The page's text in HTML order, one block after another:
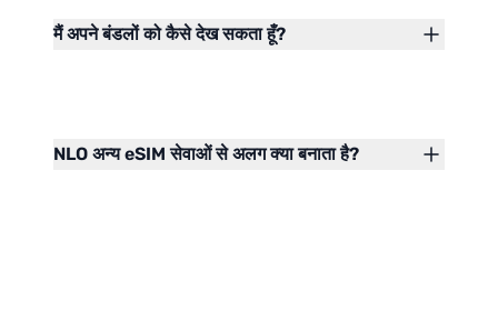
मैं अपने बंडलों को कैसे देख सकता हूँ?
NLO अन्य eSIM सेवाओं से अलग क्या बनाता है?